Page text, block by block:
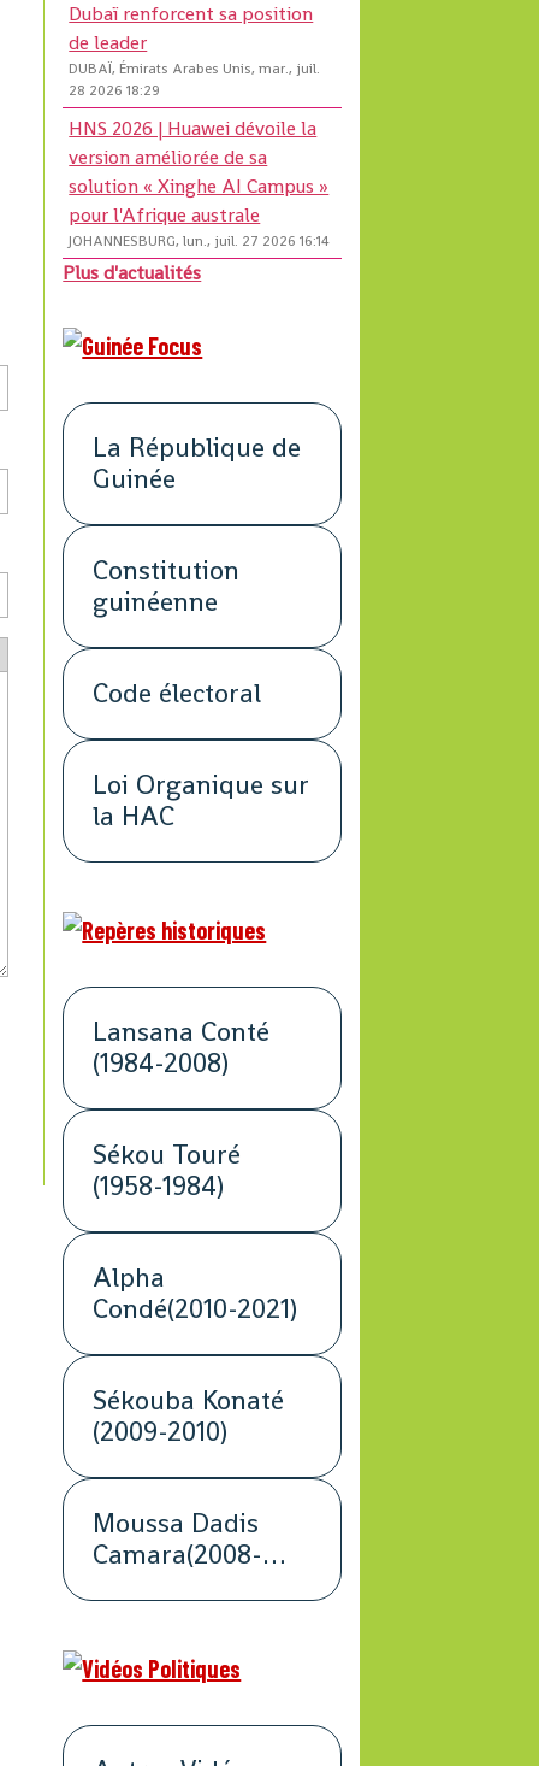
Dubaï renforcent sa position
de leader
DUBAÏ, Émirats Arabes Unis, mar., juil.
28 2026 18:29
HNS 2026 | Huawei dévoile la
version améliorée de sa
solution « Xinghe AI Campus »
pour l'Afrique australe
JOHANNESBURG, lun., juil. 27 2026 16:14
Plus d'actualités
La République de
Guinée
Constitution
guinéenne
Code électoral
Loi Organique sur
la HAC
Lansana Conté
(1984-2008)
Sékou Touré
(1958-1984)
Alpha
Condé(2010-2021)
Sékouba Konaté
(2009-2010)
Moussa Dadis
Camara(2008-